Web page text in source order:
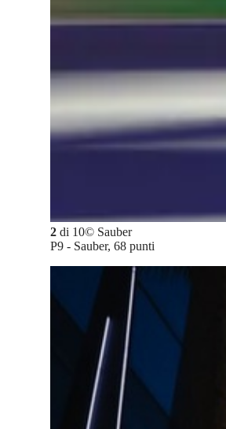
2 di 10© Sauber
P9 - Sauber, 68 punti